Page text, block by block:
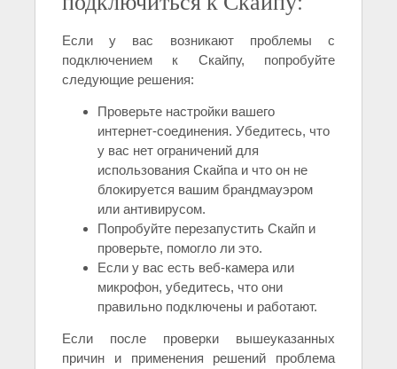
Если у вас возникают проблемы с
подключением к Скайпу, попробуйте
следующие решения:
Проверьте настройки вашего
интернет-соединения. Убедитесь, что
у вас нет ограничений для
использования Скайпа и что он не
блокируется вашим брандмауэром
или антивирусом.
Попробуйте перезапустить Скайп и
проверьте, помогло ли это.
Если у вас есть веб-камера или
микрофон, убедитесь, что они
правильно подключены и работают.
Если после проверки вышеуказанных
причин и применения решений проблема